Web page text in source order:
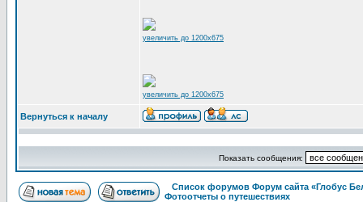
увеличить до 1200x675
увеличить до 1200x675
Вернуться к началу
Показать сообщения:
Список форумов Форум сайта «Глобус
Фотоотчеты о путешествиях